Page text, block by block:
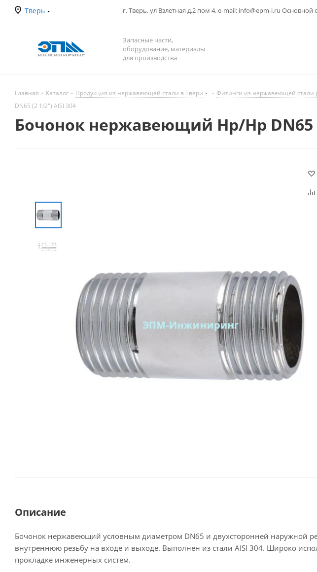
Тверь г. Тверь, ул Взлетная д.2 пом 4. e-mail: info@epm-i.ru Основной
Запасные части,
оборудование, материалы
для производства
Главная - Каталог - Продукция из нержавеющей стали в Твери - Фитинги из нержавеющей стали
DN65 (2 1/2") AISI 304
Бочонок нержавеющий Нр/Нр DN65
Описание
Бочонок нержавеющий условным диаметром DN65 и двухсторонней наружной
внутреннюю резьбу на входе и выходе. Выполнен из стали AISI 304. Широко
прокладке инженерных систем.